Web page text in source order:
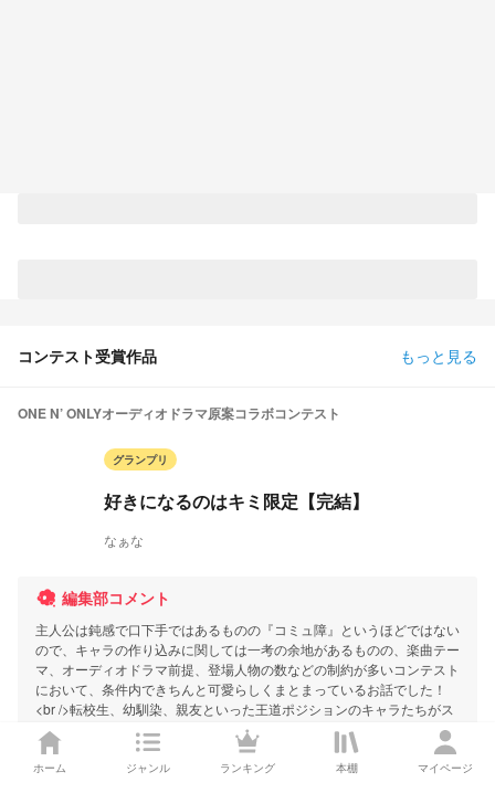
ホーム ジャンル ランキング 本棚 マイページ
コンテスト受賞作品 もっと見る
ONE N’ ONLYオーディオドラマ原案コラボコンテスト
グランプリ
好きになるのはキミ限定【完結】
なぁな
編集部コメント
主人公は鈍感で口下手ではあるものの『コミュ障』というほどではない
ので、キャラの作り込みに関しては一考の余地があるものの、楽曲テー
マ、オーディオドラマ前提、登場人物の数などの制約が多いコンテスト
において、条件内できちんと可愛らしくまとまっているお話でした！
<br />転校生、幼馴染、親友といった王道ポジションのキャラたちがス
トーリーの中でそれぞれの役割を果たし、ハッピーな読後感に仕上がっ
ています。